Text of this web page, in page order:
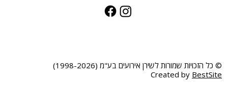
© כל הזכויות שמורות לשירן אירועים בע"מ (1998-2026)
Created by BestSite